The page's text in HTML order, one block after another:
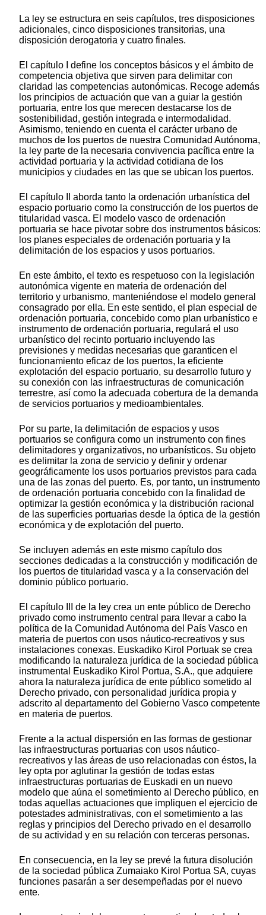
La ley se estructura en seis capítulos, tres disposiciones
adicionales, cinco disposiciones transitorias, una
disposición derogatoria y cuatro finales.
El capítulo I define los conceptos básicos y el ámbito de
competencia objetiva que sirven para delimitar con
claridad las competencias autonómicas. Recoge además
los principios de actuación que van a guiar la gestión
portuaria, entre los que merecen destacarse los de
sostenibilidad, gestión integrada e intermodalidad.
Asimismo, teniendo en cuenta el carácter urbano de
muchos de los puertos de nuestra Comunidad Autónoma,
la ley parte de la necesaria convivencia pacífica entre la
actividad portuaria y la actividad cotidiana de los
municipios y ciudades en las que se ubican los puertos.
El capítulo II aborda tanto la ordenación urbanística del
espacio portuario como la construcción de los puertos de
titularidad vasca. El modelo vasco de ordenación
portuaria se hace pivotar sobre dos instrumentos básicos:
los planes especiales de ordenación portuaria y la
delimitación de los espacios y usos portuarios.
En este ámbito, el texto es respetuoso con la legislación
autonómica vigente en materia de ordenación del
territorio y urbanismo, manteniéndose el modelo general
consagrado por ella. En este sentido, el plan especial de
ordenación portuaria, concebido como plan urbanístico e
instrumento de ordenación portuaria, regulará el uso
urbanístico del recinto portuario incluyendo las
previsiones y medidas necesarias que garanticen el
funcionamiento eficaz de los puertos, la eficiente
explotación del espacio portuario, su desarrollo futuro y
su conexión con las infraestructuras de comunicación
terrestre, así como la adecuada cobertura de la demanda
de servicios portuarios y medioambientales.
Por su parte, la delimitación de espacios y usos
portuarios se configura como un instrumento con fines
delimitadores y organizativos, no urbanísticos. Su objeto
es delimitar la zona de servicio y definir y ordenar
geográficamente los usos portuarios previstos para cada
una de las zonas del puerto. Es, por tanto, un instrumento
de ordenación portuaria concebido con la finalidad de
optimizar la gestión económica y la distribución racional
de las superficies portuarias desde la óptica de la gestión
económica y de explotación del puerto.
Se incluyen además en este mismo capítulo dos
secciones dedicadas a la construcción y modificación de
los puertos de titularidad vasca y a la conservación del
dominio público portuario.
El capítulo III de la ley crea un ente público de Derecho
privado como instrumento central para llevar a cabo la
política de la Comunidad Autónoma del País Vasco en
materia de puertos con usos náutico-recreativos y sus
instalaciones conexas. Euskadiko Kirol Portuak se crea
modificando la naturaleza jurídica de la sociedad pública
instrumental Euskadiko Kirol Portua, S.A., que adquiere
ahora la naturaleza jurídica de ente público sometido al
Derecho privado, con personalidad jurídica propia y
adscrito al departamento del Gobierno Vasco competente
en materia de puertos.
Frente a la actual dispersión en las formas de gestionar
las infraestructuras portuarias con usos náutico-
recreativos y las áreas de uso relacionadas con éstos, la
ley opta por aglutinar la gestión de todas estas
infraestructuras portuarias de Euskadi en un nuevo
modelo que aúna el sometimiento al Derecho público, en
todas aquellas actuaciones que impliquen el ejercicio de
potestades administrativas, con el sometimiento a las
reglas y principios del Derecho privado en el desarrollo
de su actividad y en su relación con terceras personas.
En consecuencia, en la ley se prevé la futura disolución
de la sociedad pública Zumaiako Kirol Portua SA, cuyas
funciones pasarán a ser desempeñadas por el nuevo
ente.